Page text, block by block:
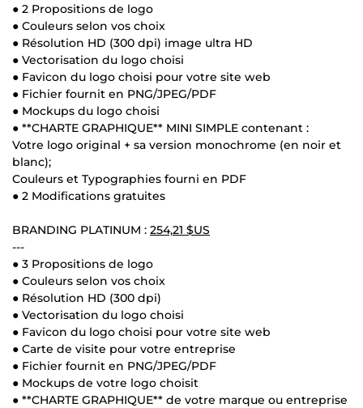
● 2 Propositions de logo
● Couleurs selon vos choix
● Résolution HD (300 dpi) image ultra HD
● Vectorisation du logo choisi
● Favicon du logo choisi pour votre site web
● Fichier fournit en PNG/JPEG/PDF
● Mockups du logo choisi
● **CHARTE GRAPHIQUE** MINI SIMPLE contenant :
Votre logo original + sa version monochrome (en noir et
blanc);
Couleurs et Typographies fourni en PDF
● 2 Modifications gratuites
BRANDING PLATINUM : 254,21 $US
---
● 3 Propositions de logo
● Couleurs selon vos choix
● Résolution HD (300 dpi)
● Vectorisation du logo choisi
● Favicon du logo choisi pour votre site web
● Carte de visite pour votre entreprise
● Fichier fournit en PNG/JPEG/PDF
● Mockups de votre logo choisit
● **CHARTE GRAPHIQUE** de votre marque ou entreprise